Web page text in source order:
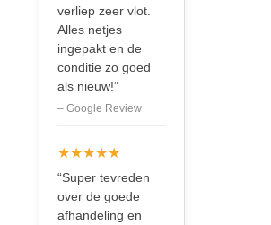
verliep zeer vlot.
Alles netjes
ingepakt en de
conditie zo goed
als nieuw!”
– Google Review
★★★★★
“Super tevreden
over de goede
afhandeling en